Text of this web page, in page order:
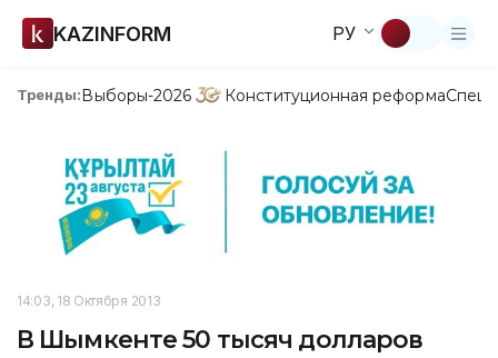
KAZINFORM РУ
Тренды:Выборы-2026 Конституционная реформа
14:03, 18 Октября 2013
В Шымкенте 50 тысяч долларов